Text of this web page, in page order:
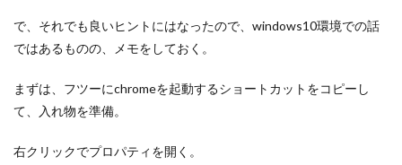
で、それでも良いヒントにはなったので、windows10環境での話
ではあるものの、メモをしておく。
まずは、フツーにchromeを起動するショートカットをコピーし
て、入れ物を準備。
右クリックでプロパティを開く。
ガジェット
カスタマイズ ネタ
口コミサイト
LION
思考力 モニターアーム化
Facebook
スパム
RMS リンクチェッカー